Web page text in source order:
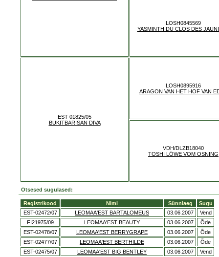
LOSH0845569
YASMINTH DU CLOS DES
EST-01825/05
BUKITBARISAN DIVA
LOSH0895916
ARAGON VAN HET HOF VAN
VDH/DLZB18040
TOSHI LÖWE VOM OSNING
Otsesed sugulased:
Registrikood Nimi Sünniaeg
Sugu
EST-02472/07
LEOMAA'EST BARTALOMEUS 03.06.2007
Vend
FI21975/09
LEOMAA'EST BEAUTY 03.06.2007
Õde
EST-02478/07
LEOMAA'EST BERRYGRAPE 03.06.2007
Õde
EST-02477/07
LEOMAA'EST BERTHILDE 03.06.2007
Õde
EST-02475/07
LEOMAA'EST BIG BENTLEY 03.06.2007
Vend